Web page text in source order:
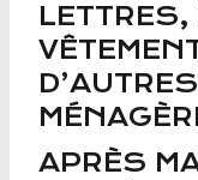
APRÈS